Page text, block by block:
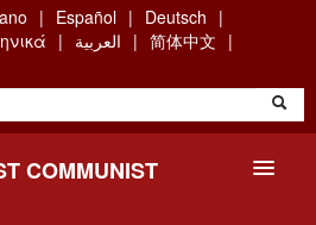
Español
Deutsch
العربية
简体中文
COMMUNIST